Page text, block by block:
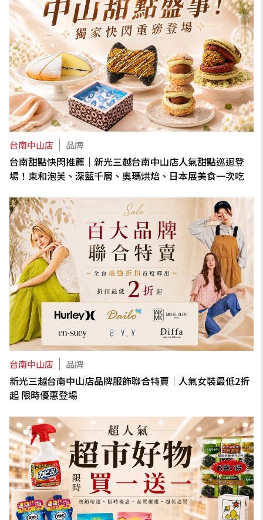
台南中山店 品牌
台南甜點快閃推薦｜新光三越台南中山店人氣甜點巡迴登
場！東和泡芙、深藍千層、奧瑪烘焙、日本展美食一次吃
台南中山店 品牌
新光三越台南中山店品牌服飾聯合特賣｜人氣女裝最低2折
起 限時優惠登場